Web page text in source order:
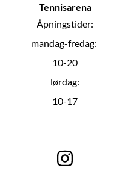
Tennisarena
Åpningstider:
mandag-fredag:
10-20
lørdag:
10-17